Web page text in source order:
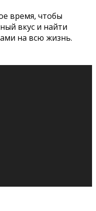
время, чтобы
вкус и найти
на всю жизнь.